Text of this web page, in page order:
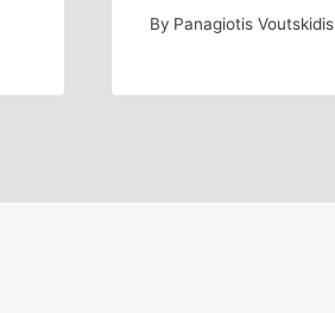
By Panagiotis Voutskidis